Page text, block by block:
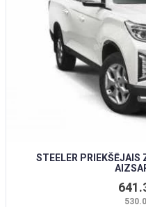
STEELER PRIEKŠĒJAIS